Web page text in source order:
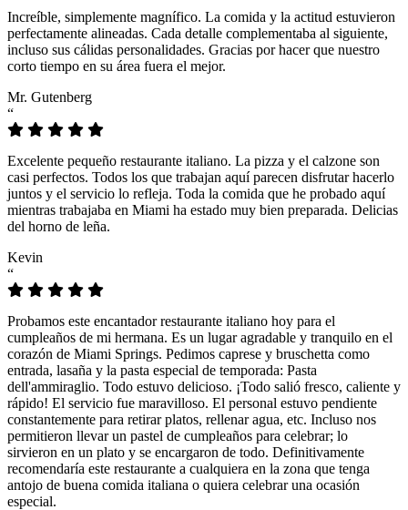
Increíble, simplemente magnífico. La comida y la actitud estuvieron
perfectamente alineadas. Cada detalle complementaba al siguiente,
incluso sus cálidas personalidades. Gracias por hacer que nuestro
corto tiempo en su área fuera el mejor.
Mr. Gutenberg
“
Excelente pequeño restaurante italiano. La pizza y el calzone son
casi perfectos. Todos los que trabajan aquí parecen disfrutar hacerlo
juntos y el servicio lo refleja. Toda la comida que he probado aquí
mientras trabajaba en Miami ha estado muy bien preparada. Delicias
del horno de leña.
Kevin
“
Probamos este encantador restaurante italiano hoy para el
cumpleaños de mi hermana. Es un lugar agradable y tranquilo en el
corazón de Miami Springs. Pedimos caprese y bruschetta como
entrada, lasaña y la pasta especial de temporada: Pasta
dell'ammiraglio. Todo estuvo delicioso. ¡Todo salió fresco, caliente y
rápido! El servicio fue maravilloso. El personal estuvo pendiente
constantemente para retirar platos, rellenar agua, etc. Incluso nos
permitieron llevar un pastel de cumpleaños para celebrar; lo
sirvieron en un plato y se encargaron de todo. Definitivamente
recomendaría este restaurante a cualquiera en la zona que tenga
antojo de buena comida italiana o quiera celebrar una ocasión
especial.